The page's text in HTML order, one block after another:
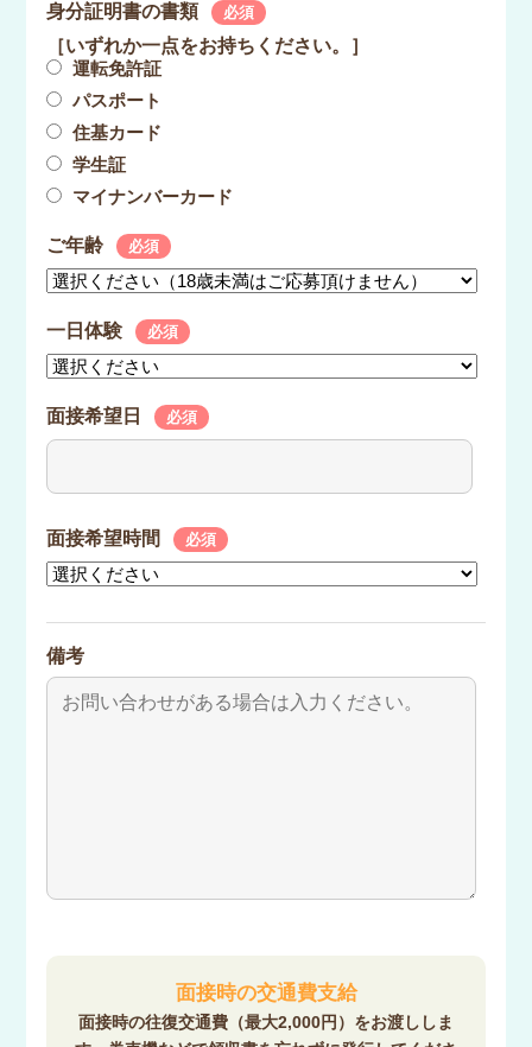
身分証明書の書類 必須
［いずれか一点をお持ちください。］
運転免許証
パスポート
住基カード
学生証
マイナンバーカード
ご年齢 必須
一日体験 必須
面接希望日 必須
面接希望時間 必須
備考
面接時の交通費支給
面接時の往復交通費（最大2,000円）をお渡ししま